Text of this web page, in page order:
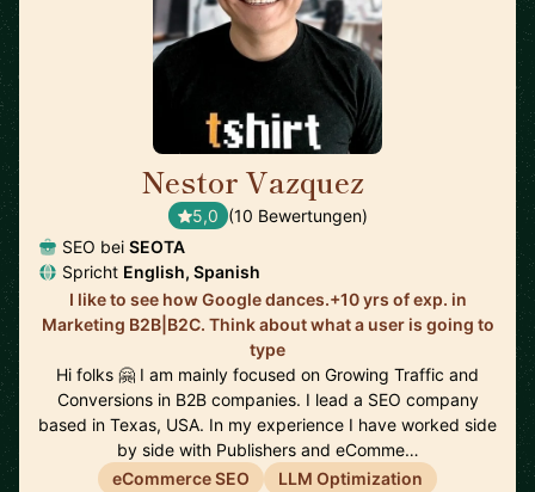
Nestor Vazquez
5,0 (10 Bewertungen)
SEO bei SEOTA
Spricht English, Spanish
I like to see how Google dances.+10 yrs of exp. in
Marketing B2B|B2C. Think about what a user is going to
type
Hi folks 🤗 I am mainly focused on Growing Traffic and
Conversions in B2B companies. I lead a SEO company
based in Texas, USA. In my experience I have worked side
by side with Publishers and eComme…
eCommerce SEO
LLM Optimization